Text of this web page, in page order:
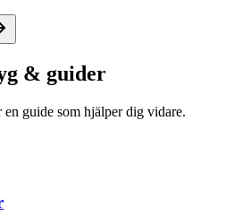
& guider
guide som hjälper dig vidare.